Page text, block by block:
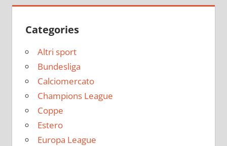
Categories
Altri sport
Bundesliga
Calciomercato
Champions League
Coppe
Estero
Europa League